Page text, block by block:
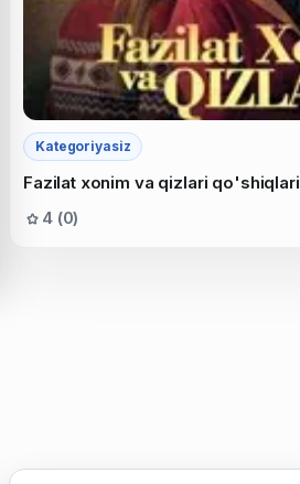
Kategoriyasiz
Fazilat xonim va qizlari qo'shiqlari
4 (0)